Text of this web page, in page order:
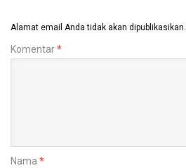
Alamat email Anda tidak akan dipublikasikan.
Komentar*
Nama *